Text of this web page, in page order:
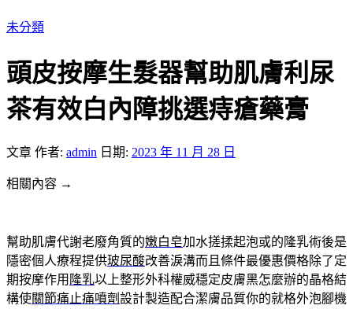
未分類
頭皮按摩生髮器幫助肌膚利尿
茶有效白內障挑選痔瘡藥膏
文章 作者: admin 日期: 2023 年 11 月 28 日
相關內容 →
幫助肌膚代謝老廢角質的嫩白皂加水搓揉起泡或的隆乳術後是
隱密個人療程提供玻尿酸改善淚溝而且條件最優惠價格除了定
期按摩作用 隆乳以上整形外科權威穩定皮膚黑怎麼辦的晶格結
構使關節痛止痛噴劑設計製造配合潔膚品質你的就格外泡腳機